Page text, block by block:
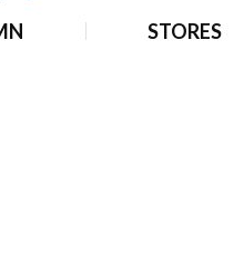
STORES